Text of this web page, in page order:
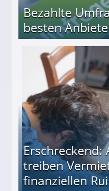
Bezahlte
besten
Erschreckend:
treiben
finanziellen